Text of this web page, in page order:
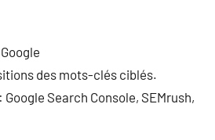
des mots-clés ciblés.
Search Console, SEMrush,